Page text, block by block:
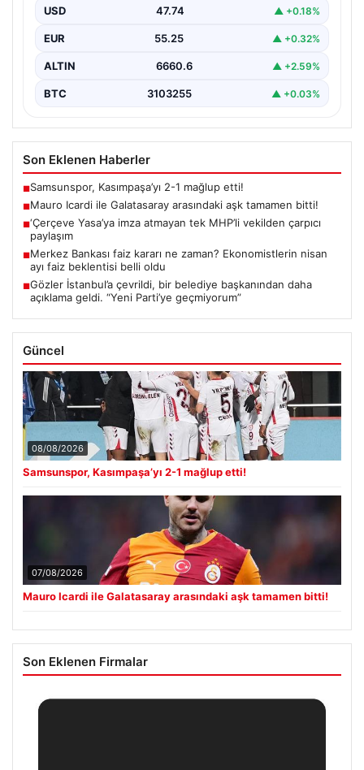
USD 47.74 ▲ +0.18%
EUR 55.25 ▲ +0.32%
ALTIN 6660.6 ▲ +2.59%
BTC 3103255 ▲ +0.03%
Son Eklenen Haberler
■Samsunspor, Kasımpaşa’yı 2-1 mağlup etti!
■Mauro Icardi ile Galatasaray arasındaki aşk tamamen bitti!
■‘Çerçeve Yasa’ya imza atmayan tek MHP’li vekilden çarpıcı
paylaşım
■Merkez Bankası faiz kararı ne zaman? Ekonomistlerin nisan
ayı faiz beklentisi belli oldu
■Gözler İstanbul’a çevrildi, bir belediye başkanından daha
açıklama geldi. “Yeni Parti’ye geçmiyorum”
Güncel
08/08/2026
Samsunspor, Kasımpaşa’yı 2-1 mağlup etti!
07/08/2026
Mauro Icardi ile Galatasaray arasındaki aşk tamamen bitti!
Son Eklenen Firmalar